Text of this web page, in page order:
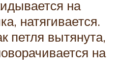
на
натягивается.
петля вытянута,
на